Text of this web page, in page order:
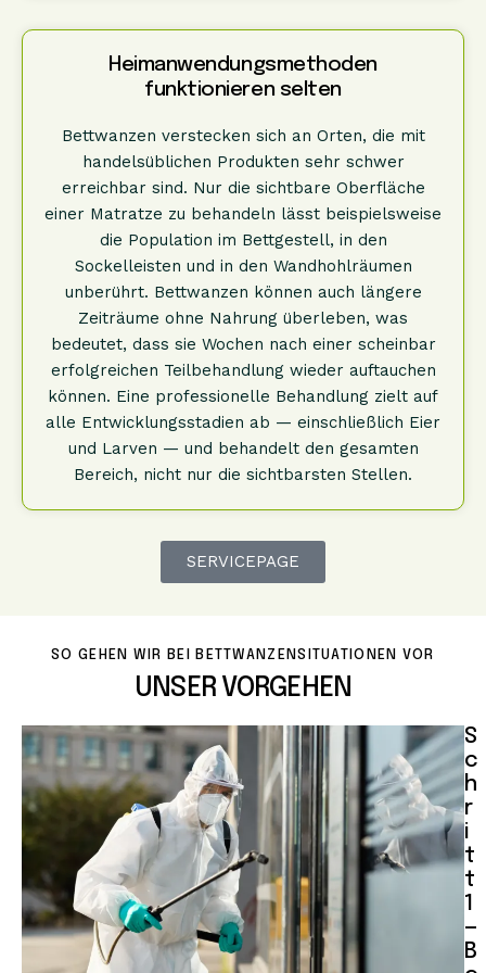
Heimanwendungsmethoden
funktionieren selten
Bettwanzen verstecken sich an Orten, die mit
handelsüblichen Produkten sehr schwer
erreichbar sind. Nur die sichtbare Oberfläche
einer Matratze zu behandeln lässt beispielsweise
die Population im Bettgestell, in den
Sockelleisten und in den Wandhohlräumen
unberührt. Bettwanzen können auch längere
Zeiträume ohne Nahrung überleben, was
bedeutet, dass sie Wochen nach einer scheinbar
erfolgreichen Teilbehandlung wieder auftauchen
können. Eine professionelle Behandlung zielt auf
alle Entwicklungsstadien ab — einschließlich Eier
und Larven — und behandelt den gesamten
Bereich, nicht nur die sichtbarsten Stellen.
SERVICEPAGE
SO GEHEN WIR BEI BETTWANZENSITUATIONEN VOR
UNSER VORGEHEN
S
c
h
r
i
t
t
1
—
B